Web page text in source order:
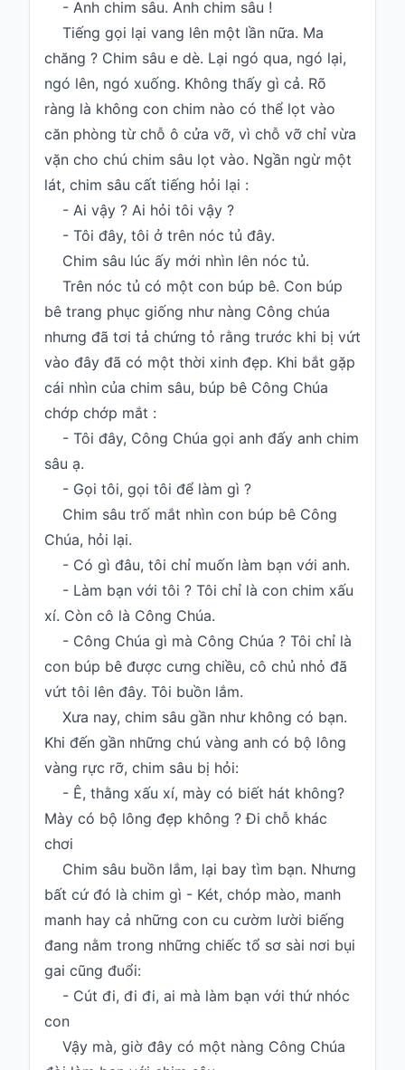
- Anh chim sâu. Anh chim sâu !
Tiếng gọi lại vang lên một lần nữa. Ma
chăng ? Chim sâu e dè. Lại ngó qua, ngó lại,
ngó lên, ngó xuống. Không thấy gì cả. Rõ
ràng là không con chim nào có thể lọt vào
căn phòng từ chỗ ô cửa vỡ, vì chỗ vỡ chỉ vừa
vặn cho chú chim sâu lọt vào. Ngần ngừ một
lát, chim sâu cất tiếng hỏi lại :
- Ai vậy ? Ai hỏi tôi vậy ?
- Tôi đây, tôi ở trên nóc tủ đây.
Chim sâu lúc ấy mới nhìn lên nóc tủ.
Trên nóc tủ có một con búp bê. Con búp
bê trang phục giống như nàng Công chúa
nhưng đã tơi tả chứng tỏ rằng trước khi bị vứt
vào đây đã có một thời xinh đẹp. Khi bắt gặp
cái nhìn của chim sâu, búp bê Công Chúa
chớp chớp mắt :
- Tôi đây, Công Chúa gọi anh đấy anh chim
sâu ạ.
- Gọi tôi, gọi tôi để làm gì ?
Chim sâu trố mắt nhìn con búp bê Công
Chúa, hỏi lại.
- Có gì đâu, tôi chỉ muốn làm bạn với anh.
- Làm bạn với tôi ? Tôi chỉ là con chim xấu
xí. Còn cô là Công Chúa.
- Công Chúa gì mà Công Chúa ? Tôi chỉ là
con búp bê được cưng chiều, cô chủ nhỏ đã
vứt tôi lên đây. Tôi buồn lắm.
Xưa nay, chim sâu gần như không có bạn.
Khi đến gần những chú vàng anh có bộ lông
vàng rực rỡ, chim sâu bị hỏi:
- Ê, thằng xấu xí, mày có biết hát không?
Mày có bộ lông đẹp không ? Đi chỗ khác
chơi
Chim sâu buồn lắm, lại bay tìm bạn. Nhưng
bất cứ đó là chim gì - Két, chóp mào, manh
manh hay cả những con cu cườm lười biếng
đang nằm trong những chiếc tổ sơ sài nơi bụi
gai cũng đuổi:
- Cút đi, đi đi, ai mà làm bạn với thứ nhóc
con
Vậy mà, giờ đây có một nàng Công Chúa